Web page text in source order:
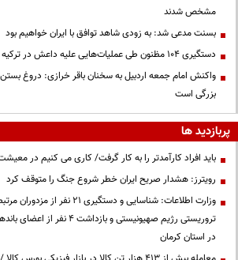
مشخص شدند
بسنت مدعی شد: به زودی شاهد توافق با ایران خواهیم بود
دستگیری ۱۰۴ مظنون طی عملیات‌هایی علیه داعش در ترکیه
واکنش امام جمعه اردبیل به سخنان باقر خرازی: دروغ
بزرگی است
پربازدید ها
باید افراد کارآمدتر را به کار گرفت/ کاری می کنیم در
رویترز: هشدار صریح ایران خطر شروع جنگ را متوقف کرد
وزارت اطلاعات: شناسایی و دستگیری
تروریستی رژیم صهیونیستی و
در استان کرمان